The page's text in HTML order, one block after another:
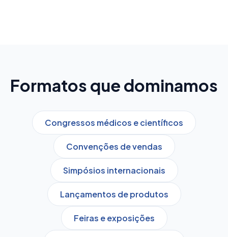
Formatos que dominamos
Congressos médicos e científicos
Convenções de vendas
Simpósios internacionais
Lançamentos de produtos
Feiras e exposições